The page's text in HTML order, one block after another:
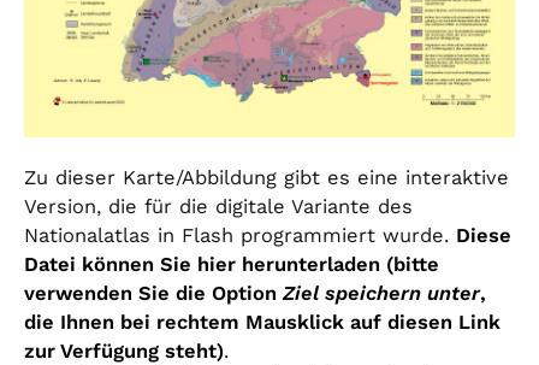
Zu dieser Karte/Abbildung gibt es eine interaktive
Version, die für die digitale Variante des
Nationalatlas in Flash programmiert wurde. Diese
Datei können Sie hier herunterladen (bitte
verwenden Sie die Option Ziel speichern unter,
die Ihnen bei rechtem Mausklick auf diesen Link
zur Verfügung steht).